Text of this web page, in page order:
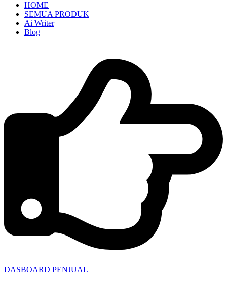
HOME
SEMUA PRODUK
Ai Writer
Blog
DASBOARD PENJUAL